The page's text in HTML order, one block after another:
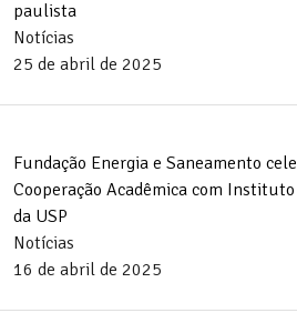
paulista
Notícias
25 de abril de 2025
Fundação Energia e Saneamento
Cooperação Acadêmica com
da USP
Notícias
16 de abril de 2025